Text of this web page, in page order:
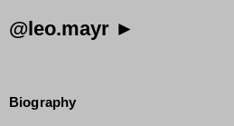
@leo.mayr ►
Biography